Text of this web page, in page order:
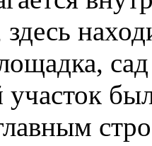
здесь